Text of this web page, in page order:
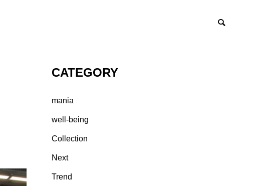
CATEGORY
mania
well-being
Collection
Next
Trend